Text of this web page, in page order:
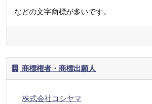
などの文字商標が多いです。
商標権者・商標出願人
株式会社コシヤマ